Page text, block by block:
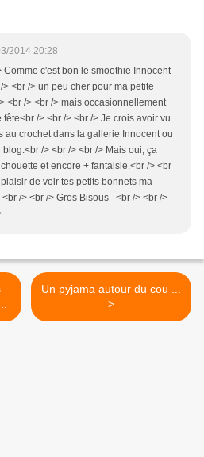
2014 20:28
Comme c'est bon le smoothie Innocent
> <br /> un peu cher pour ma petite
<br /> <br /> mais occasionnellement
fête<br /> <br /> <br /> Je crois avoir vu
au crochet dans la gallerie Innocent ou
/> <br /> <br /> Mais oui, ça
et encore + fantaisie.<br /> <br
plaisir de voir tes petits bonnets ma
/> <br /> Gros Bisous <br /> <br />
Un pyjama autour du cou ...
>